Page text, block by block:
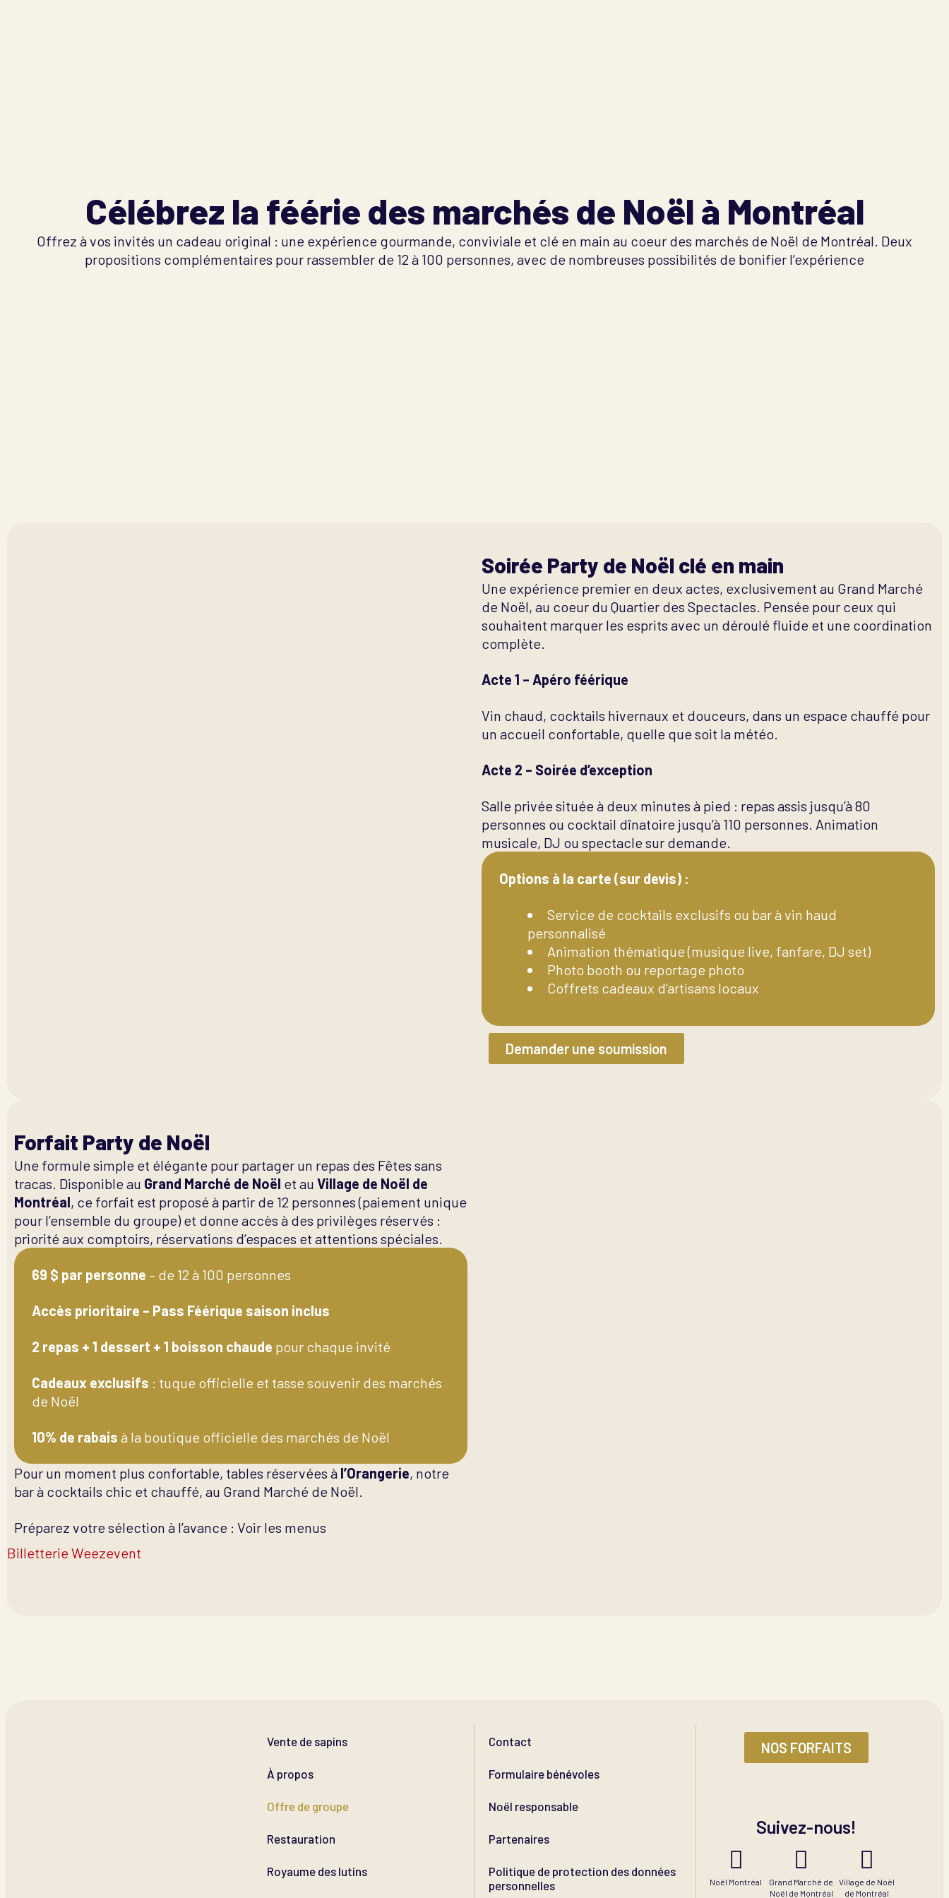
Célébrez la féérie des marchés de Noël à Montréal
Offrez à vos invités un cadeau original : une expérience gourmande, conviviale et clé en main au coeur des marchés de Noël de Montréal. Deux
propositions complémentaires pour rassembler de 12 à 100 personnes, avec de nombreuses possibilités de bonifier l’expérience
Soirée Party de Noël clé en main
Une expérience premier en deux actes, exclusivement au Grand Marché
de Noël, au coeur du Quartier des Spectacles. Pensée pour ceux qui
souhaitent marquer les esprits avec un déroulé fluide et une coordination
complète.
Acte 1 – Apéro féérique
Vin chaud, cocktails hivernaux et douceurs, dans un espace chauffé pour
un accueil confortable, quelle que soit la météo.
Acte 2 – Soirée d’exception
Salle privée située à deux minutes à pied : repas assis jusqu’à 80
personnes ou cocktail dînatoire jusqu’à 110 personnes. Animation
musicale, DJ ou spectacle sur demande.
Options à la carte (sur devis) :
Service de cocktails exclusifs ou bar à vin haud
personnalisé
Animation thématique (musique live, fanfare, DJ set)
Photo booth ou reportage photo
Coffrets cadeaux d’artisans locaux
Demander une soumission
Forfait Party de Noël
Une formule simple et élégante pour partager un repas des Fêtes sans
tracas. Disponible au Grand Marché de Noël et au Village de Noël de
Montréal, ce forfait est proposé à partir de 12 personnes (paiement unique
pour l’ensemble du groupe) et donne accès à des privilèges réservés :
priorité aux comptoirs, réservations d’espaces et attentions spéciales.
69 $ par personne – de 12 à 100 personnes
Accès prioritaire – Pass Féérique saison inclus
2 repas + 1 dessert + 1 boisson chaude pour chaque invité
Cadeaux exclusifs : tuque officielle et tasse souvenir des marchés
de Noël
10% de rabais à la boutique officielle des marchés de Noël
Pour un moment plus confortable, tables réservées à l’Orangerie, notre
bar à cocktails chic et chauffé, au Grand Marché de Noël.
Préparez votre sélection à l’avance : Voir les menus
Billetterie Weezevent
Vente de sapins
À propos
Offre de groupe
Restauration
Royaume des lutins
Contact
Formulaire bénévoles
Noël responsable
Partenaires
Politique de protection des données
personnelles
NOS FORFAITS
Suivez-nous!
Noël Montréal
Grand Marché de
Noël de Montréal
Village de Noël
de Montréal